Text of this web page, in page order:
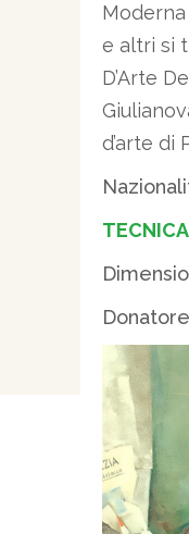
Moderna
e altri si
D’Arte
d’arte di
Donatore